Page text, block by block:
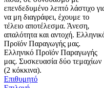
επενδεδυμένο λεπτό λάστιχο
να μη διαγράφει, έχουμε το
τέλειο αποτέλεσμα. Άνεση,
απαλότητα και αντοχή.
Προϊόν Παραγωγής μας.
Ελληνικό Προϊόν Παραγωγής
μας. Συσκευασία δύο τεμαχίων
(2 κόκκινα).
Επιθυμητό